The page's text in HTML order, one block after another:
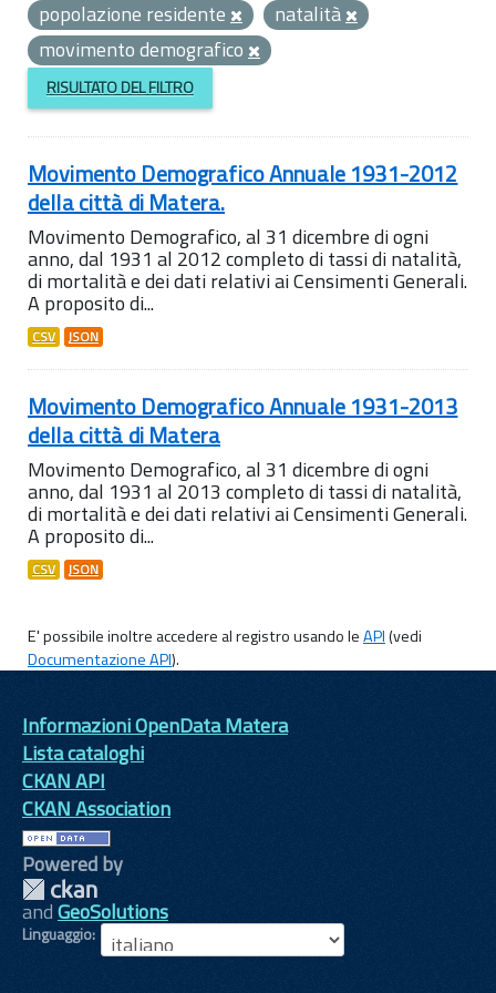
popolazione residente
natalità
movimento demografico
RISULTATO DEL FILTRO
Movimento Demografico Annuale 1931-2012
della città di Matera.
Movimento Demografico, al 31 dicembre di ogni
anno, dal 1931 al 2012 completo di tassi di natalità,
di mortalità e dei dati relativi ai Censimenti Generali.
A proposito di...
CSV JSON
Movimento Demografico Annuale 1931-2013
della città di Matera
Movimento Demografico, al 31 dicembre di ogni
anno, dal 1931 al 2013 completo di tassi di natalità,
di mortalità e dei dati relativi ai Censimenti Generali.
A proposito di...
CSV JSON
E' possibile inoltre accedere al registro usando leAPI(vedi
Documentazione API).
Informazioni OpenData Matera
Lista cataloghi
CKAN API
CKAN Association
Powered by
andGeoSolutions
Linguaggio